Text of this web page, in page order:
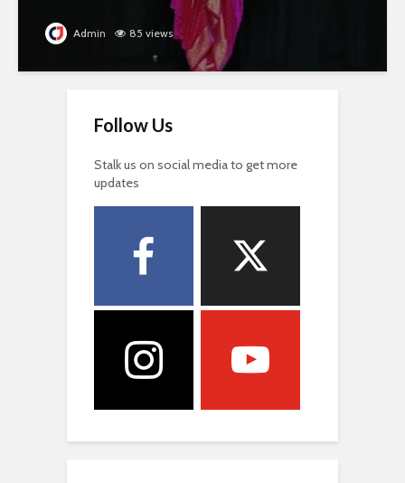
Admin 85 views
Follow Us
Stalk us on social media to get more
updates